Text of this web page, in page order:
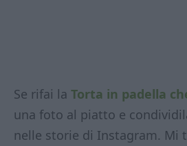
Se rifai la Torta in padella
una foto al piatto e
nelle storie di Instagram. Mi